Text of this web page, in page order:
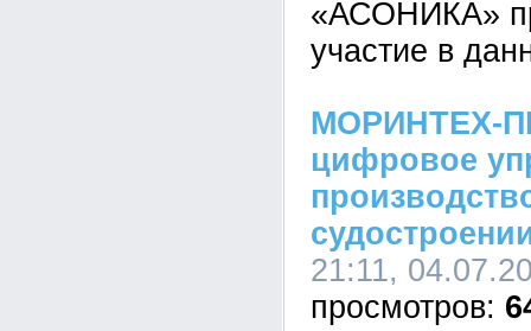
«АСОНИКА»
участие в
МОРИНТЕХ-
цифровое
21:11,